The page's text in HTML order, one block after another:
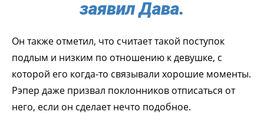
заявил Дава.
Он также отметил, что считает такой поступок
подлым и низким по отношению к девушке, с
которой его когда-то связывали хорошие моменты.
Рэпер даже призвал поклонников отписаться от
него, если он сделает нечто подобное.